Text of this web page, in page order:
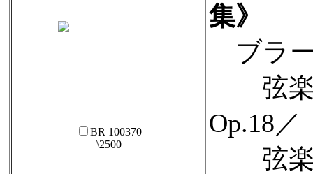
BR 100370
\2500
集》
ブラ
弦楽
Op.18／
弦楽